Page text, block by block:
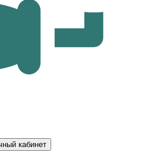
кабинет